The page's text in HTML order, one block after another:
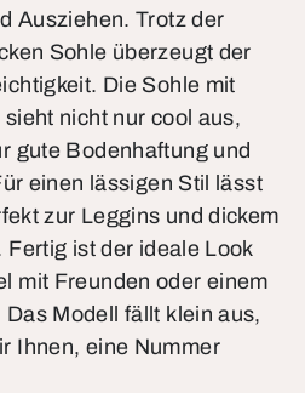
Ausziehen. Trotz der
Sohle überzeugt der
Die Sohle mit
nicht nur cool aus,
gute Bodenhaftung und
einen lässigen Stil lässt
zur Leggins und dickem
ist der ideale Look
mit Freunden oder einem
Modell fällt klein aus,
Ihnen, eine Nummer